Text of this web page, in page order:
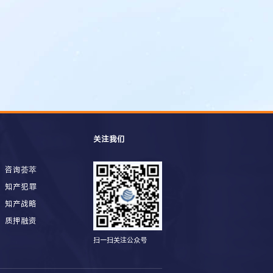
咨询荟萃
知产犯罪
知产战略
质押融资
关注我们
扫一扫关注公众号